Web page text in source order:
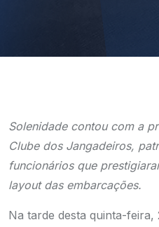
Solenidade contou com a
Clube dos Jangadeiros,
funcionários que
layout das embarcações.
Na tarde desta quinta-